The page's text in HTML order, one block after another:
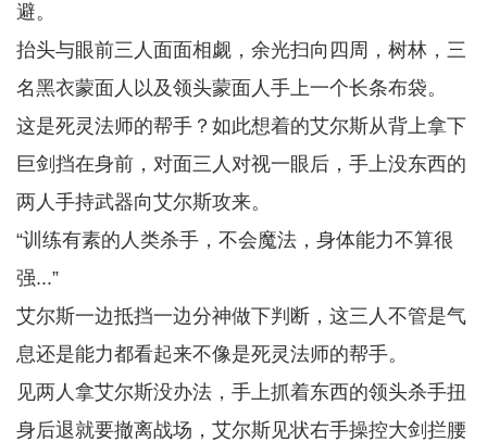
避。
抬头与眼前三人面面相觑，余光扫向四周，树林，三
名黑衣蒙面人以及领头蒙面人手上一个长条布袋。
这是死灵法师的帮手？如此想着的艾尔斯从背上拿下
巨剑挡在身前，对面三人对视一眼后，手上没东西的
两人手持武器向艾尔斯攻来。
“训练有素的人类杀手，不会魔法，身体能力不算很
强...”
艾尔斯一边抵挡一边分神做下判断，这三人不管是气
息还是能力都看起来不像是死灵法师的帮手。
见两人拿艾尔斯没办法，手上抓着东西的领头杀手扭
身后退就要撤离战场，艾尔斯见状右手操控大剑拦腰